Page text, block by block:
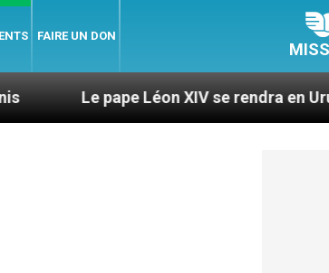
FAIRE UN DON
pape Léon XIV se rendra en Uruguay, en